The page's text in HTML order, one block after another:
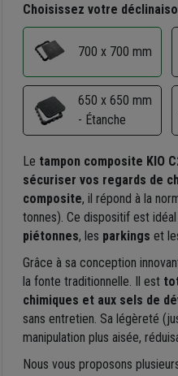
Choisissez votre
700 x 700 mm
650 x 650 mm
- Étanche
Le tampon composite KIO
sécuriser vos regards de
composite, il répond à la
tonnes). Ce dispositif est
piétonnes, les parkings et
Grâce à sa conception
la fonte traditionnelle. Il est
chimiques et aux sels de
sans entretien. Sa légèreté
manipulation plus aisée,
Nous vous proposons